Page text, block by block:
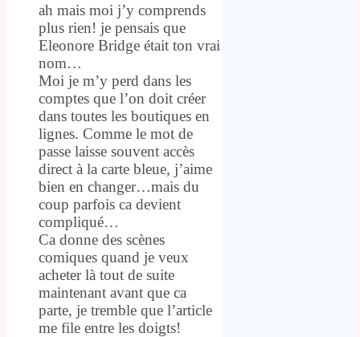
ah mais moi j’y comprends
plus rien! je pensais que
Eleonore Bridge était ton vrai
nom…
Moi je m’y perd dans les
comptes que l’on doit créer
dans toutes les boutiques en
lignes. Comme le mot de
passe laisse souvent accès
direct à la carte bleue, j’aime
bien en changer…mais du
coup parfois ca devient
compliqué…
Ca donne des scènes
comiques quand je veux
acheter là tout de suite
maintenant avant que ca
parte, je tremble que l’article
me file entre les doigts!